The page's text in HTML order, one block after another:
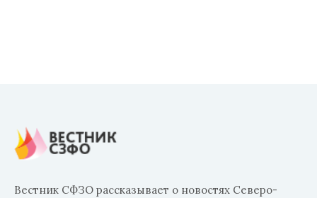
Вестник СФЗО рассказывает о новостях Северо-